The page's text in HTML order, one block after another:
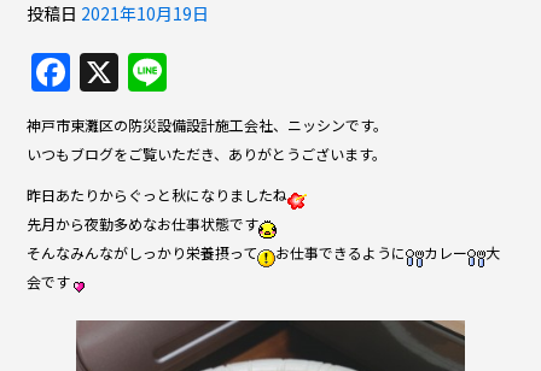
投稿日 2021年10月19日
F
a
c
e
b
o
o
k
X
n
e
神戸市東灘区の防災設備設計施工会社、ニッシンです。
いつもブログをご覧いただき、ありがとうございます。
昨日あたりからぐっと秋になりましたね
先月から夜勤多めなお仕事状態です
そんなみんながしっかり栄養摂って
お仕事できるように カレー
大
会です